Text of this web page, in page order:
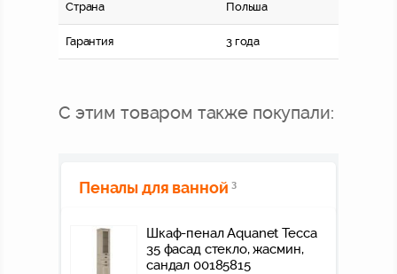
Страна Польша
Гарантия 3 года
С этим товаром также покупали:
Пеналы для ванной 3
Шкаф-пенал Aquanet Тесса
35 фасад стекло, жасмин,
сандал 00185815